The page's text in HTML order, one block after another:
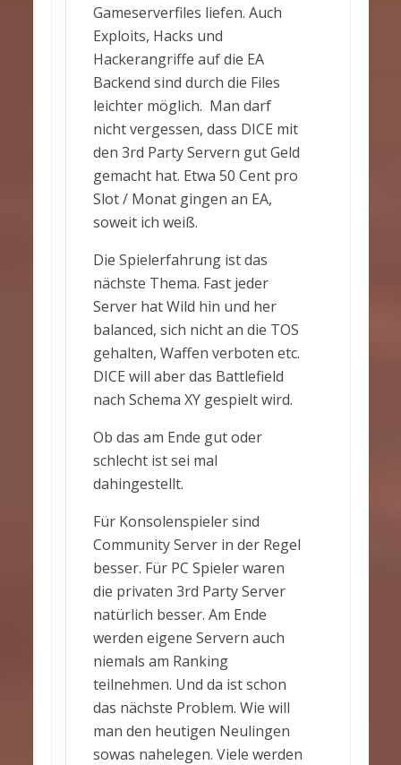
Gameserverfiles liefen. Auch
Exploits, Hacks und
Hackerangriffe auf die EA
Backend sind durch die Files
leichter möglich. Man darf
nicht vergessen, dass DICE mit
den 3rd Party Servern gut Geld
gemacht hat. Etwa 50 Cent pro
Slot / Monat gingen an EA,
soweit ich weiß.
Die Spielerfahrung ist das
nächste Thema. Fast jeder
Server hat Wild hin und her
balanced, sich nicht an die TOS
gehalten, Waffen verboten etc.
DICE will aber das Battlefield
nach Schema XY gespielt wird.
Ob das am Ende gut oder
schlecht ist sei mal
dahingestellt.
Für Konsolenspieler sind
Community Server in der Regel
besser. Für PC Spieler waren
die privaten 3rd Party Server
natürlich besser. Am Ende
werden eigene Servern auch
niemals am Ranking
teilnehmen. Und da ist schon
das nächste Problem. Wie will
man den heutigen Neulingen
sowas nahelegen. Viele werden